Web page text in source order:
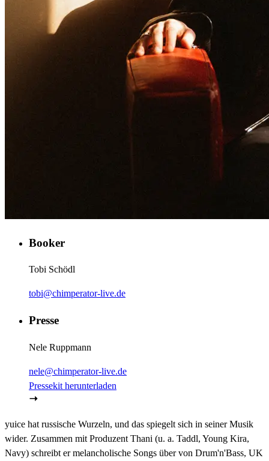
Booker
Tobi Schödl
tobi@chimperator-live.de
Presse
Nele Ruppmann
nele@chimperator-live.de
Pressekit herunterladen
yuice hat russische Wurzeln, und das spiegelt sich in seiner Musik
wider. Zusammen mit Produzent Thani (u. a. Taddl, Young Kira,
Navy) schreibt er melancholische Songs über von Drum'n'Bass, UK